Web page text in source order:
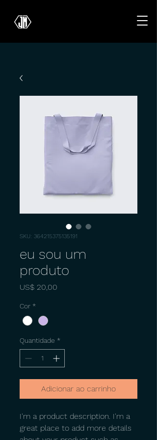
SKU: 364215375135191
eu sou um
produto
US$ 20,00
Cor *
Quantidade *
Adicionar ao carrinho
I'm a product description. I'm a
great place to add more details